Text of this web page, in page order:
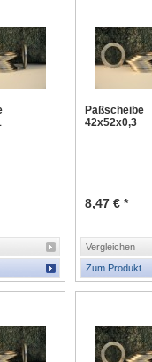
Paßscheibe
42x52x0,3
8,47 € *
Vergleichen
Zum Produkt